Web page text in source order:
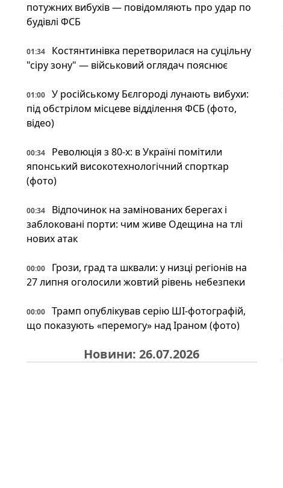
потужних вибухів — повідомляють про удар по
будівлі ФСБ
01:34
Костянтинівка перетворилася на суцільну
"сіру зону" — військовий оглядач пояснює
01:00
У російському Бєлгороді лунають вибухи:
під обстрілом місцеве відділення ФСБ (фото,
відео)
00:34
Революція з 80-х: в Україні помітили
японський високотехнологічний спорткар
(фото)
00:34
Відпочинок на замінованих берегах і
заблоковані порти: чим живе Одещина на тлі
нових атак
00:00
Грози, град та шквали: у низці регіонів на
27 липня оголосили жовтий рівень небезпеки
00:00
Трамп опублікував серію ШІ-фотографій,
що показують «перемогу» над Іраном (фото)
Новини: 26.07.2026